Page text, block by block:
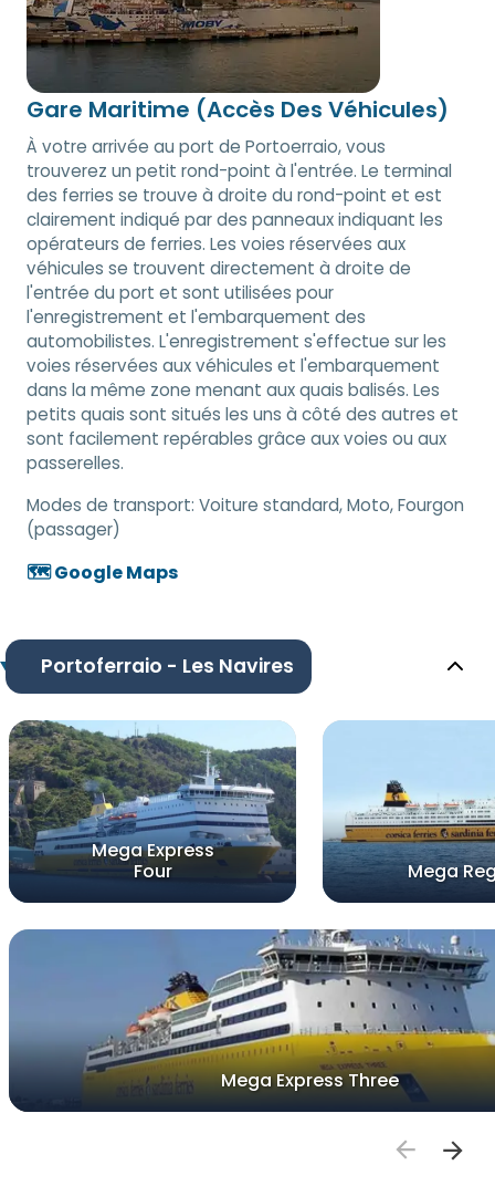
Gare Maritime (Accès Des Véhicules)
À votre arrivée au port de Portoerraio, vous
trouverez un petit rond-point à l'entrée. Le terminal
des ferries se trouve à droite du rond-point et est
clairement indiqué par des panneaux indiquant les
opérateurs de ferries. Les voies réservées aux
véhicules se trouvent directement à droite de
l'entrée du port et sont utilisées pour
l'enregistrement et l'embarquement des
automobilistes. L'enregistrement s'effectue sur les
voies réservées aux véhicules et l'embarquement
dans la même zone menant aux quais balisés. Les
petits quais sont situés les uns à côté des autres et
sont facilement repérables grâce aux voies ou aux
passerelles.
Modes de transport: Voiture standard, Moto, Fourgon
(passager)
🗺️ Google Maps
Portoferraio - Les Navires
Mega Express
Four
Mega
Mega Express Three